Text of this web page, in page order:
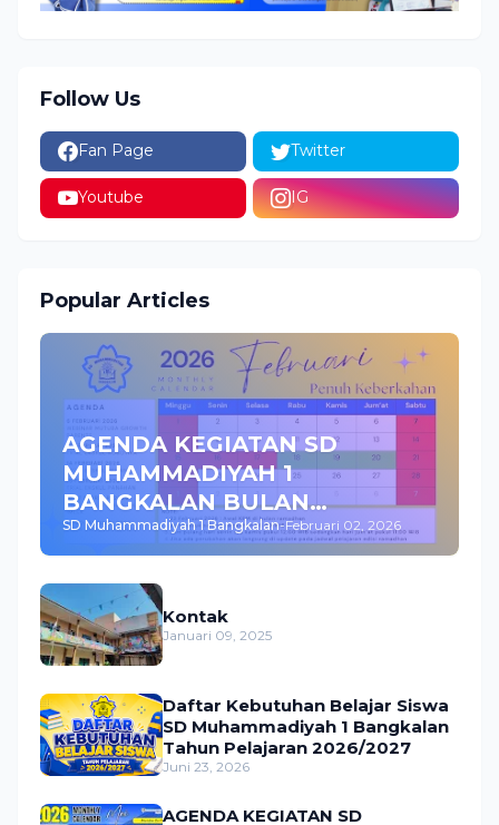
Follow Us
Fan Page Twitter
Youtube IG
Popular Articles
AGENDA KEGIATAN SD
MUHAMMADIYAH 1
BANGKALAN BULAN
FEBRUARI 2026
SD Muhammadiyah 1 Bangkalan-Februari 02, 2026
Kontak
Januari 09, 2025
Daftar Kebutuhan Belajar Siswa
SD Muhammadiyah 1 Bangkalan
Tahun Pelajaran 2026/2027
Juni 23, 2026
AGENDA KEGIATAN SD